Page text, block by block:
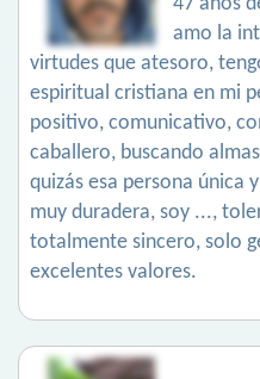
amo la
virtudes que atesoro,
espiritual cristiana en mi
positivo, comunicativo,
caballero, buscando
quizás esa persona única
muy duradera, soy ...,
totalmente sincero, solo
excelentes valores.